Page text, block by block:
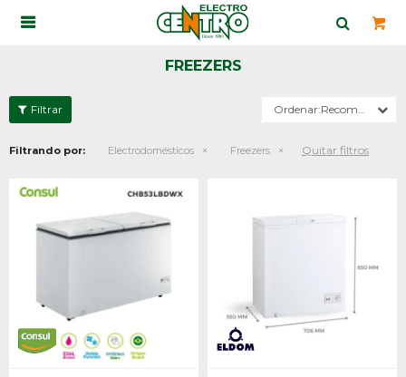

FREEZERS
Recomendados
Filtrando por: Electrodomésticos Freezers Quitar filtros